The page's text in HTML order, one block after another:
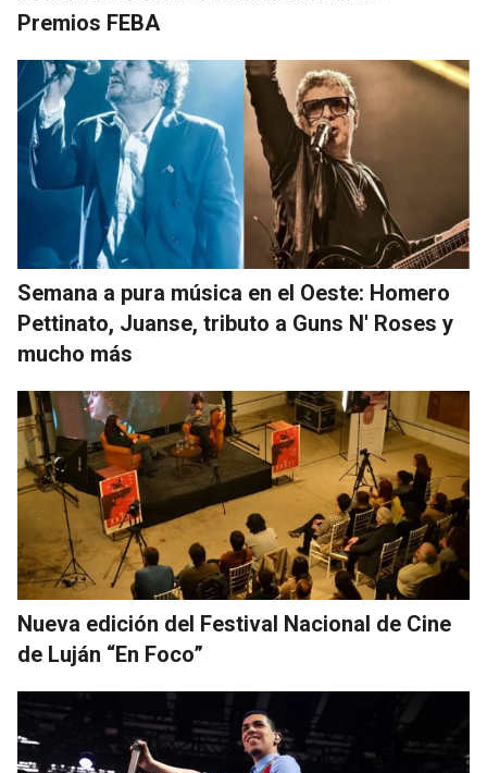
Premios FEBA
Semana a pura música en el Oeste: Homero
Pettinato, Juanse, tributo a Guns N' Roses y
mucho más
Nueva edición del Festival Nacional de Cine
de Luján “En Foco”